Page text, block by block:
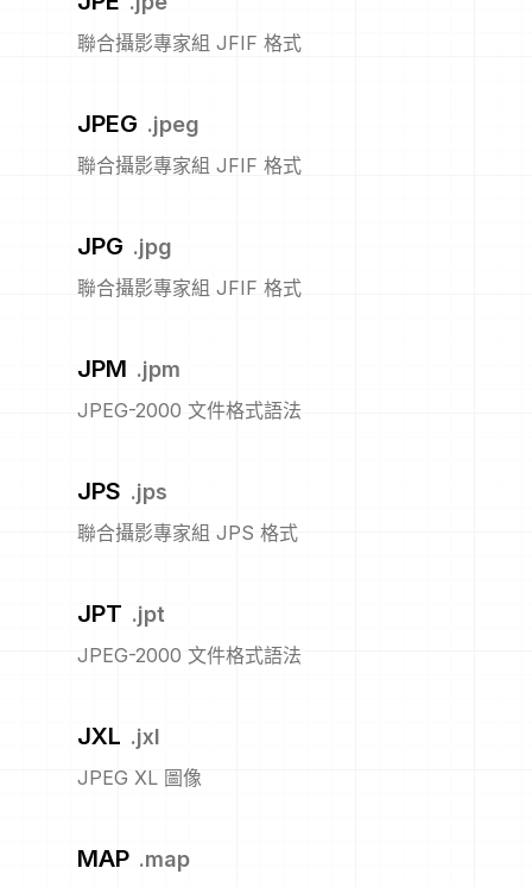
聯合攝影專家組 JFIF 格式
JPEG .jpeg
聯合攝影專家組 JFIF 格式
JPG .jpg
聯合攝影專家組 JFIF 格式
JPM .jpm
JPEG-2000 文件格式語法
JPS .jps
聯合攝影專家組 JPS 格式
JPT .jpt
JPEG-2000 文件格式語法
JXL .jxl
JPEG XL 圖像
MAP .map